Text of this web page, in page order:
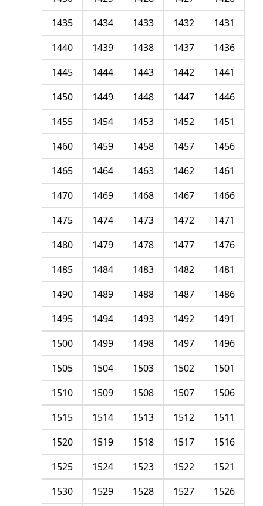
1431
1432
1433
1434
1435
1436
1437
1438
1439
1440
1441
1442
1443
1444
1445
1446
1447
1448
1449
1450
1451
1452
1453
1454
1455
1456
1457
1458
1459
1460
1461
1462
1463
1464
1465
1466
1467
1468
1469
1470
1471
1472
1473
1474
1475
1476
1477
1478
1479
1480
1481
1482
1483
1484
1485
1486
1487
1488
1489
1490
1491
1492
1493
1494
1495
1496
1497
1498
1499
1500
1501
1502
1503
1504
1505
1506
1507
1508
1509
1510
1511
1512
1513
1514
1515
1516
1517
1518
1519
1520
1521
1522
1523
1524
1525
1526
1527
1528
1529
1530